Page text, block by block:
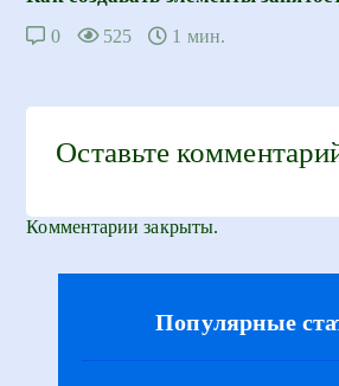
0 525 1 мин.
Оставьте
Комментарии закрыты.
Популярные